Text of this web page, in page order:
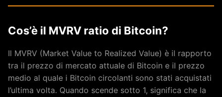
Cos’è il MVRV ratio di Bitcoin?
Il MVRV (Market Value to Realized Value) è il rapporto
tra il prezzo di mercato attuale di Bitcoin e il prezzo
medio al quale i Bitcoin circolanti sono stati acquistati
l’ultima volta. Quando scende sotto 1, significa che la